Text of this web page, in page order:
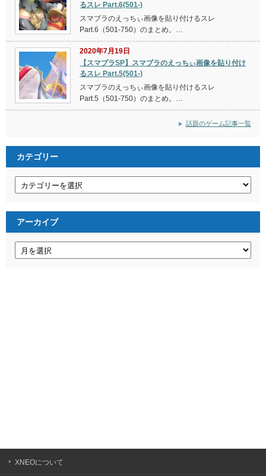
るスレ Part.6(501-)
スマブラのえっちぃ画像を貼り付けるスレ
Part.6（501-750）のまとめ。…
2020年7月19日
【スマブラSP】スマブラのえっちぃ画像を貼り付け
るスレ Part.5(501-)
スマブラのえっちぃ画像を貼り付けるスレ
Part.5（501-750）のまとめ。…
話題のゲーム記事一覧
カテゴリー
アーカイブ
XNEOについて